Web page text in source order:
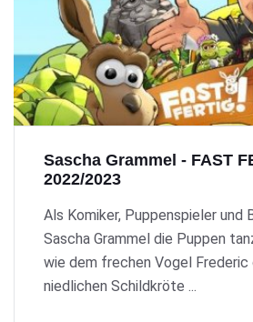
Sascha Grammel - FAST
2022/2023
Als Komiker, Puppenspieler und
Sascha Grammel die Puppen
wie dem frechen Vogel Frederic
niedlichen Schildkröte ...